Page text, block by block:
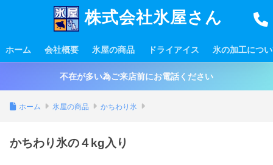
株式会社氷屋さん
ホーム 会社概要 氷屋の商品 ドライアイス 氷の加工につ
不在が多い為ご来店前にお電話ください
ホーム 氷屋の商品 かちわり氷
かちわり氷の４kg入り